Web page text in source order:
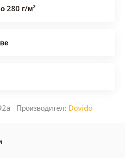
280 г/м²
Производител: Dovido